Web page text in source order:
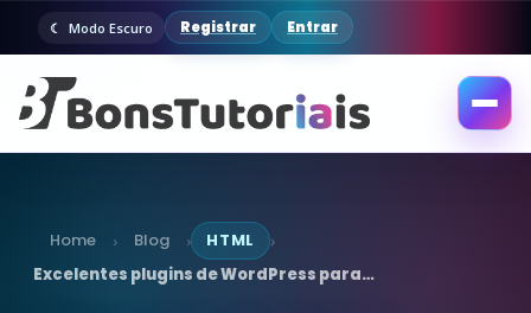
Modo Escuro Registrar Entrar
Abrir
Home › Blog › HTML ›
Excelentes plugins de WordPress para…